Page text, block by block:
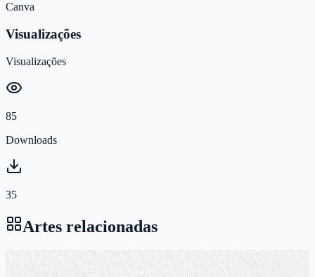
Canva
Visualizações
Visualizações
85
Downloads
35
Artes relacionadas